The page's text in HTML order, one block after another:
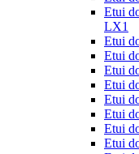
Etui
LX1
Etui
Etui
Etui
Etui
Etui
Etui
Etui
Etui